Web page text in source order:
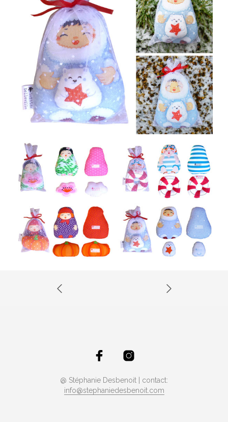
@ Stéphanie Desbenoit | contact:
info@stephaniedesbenoit.com